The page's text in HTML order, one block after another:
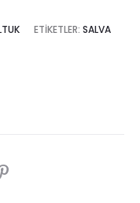
ETIKETLER: SALVA